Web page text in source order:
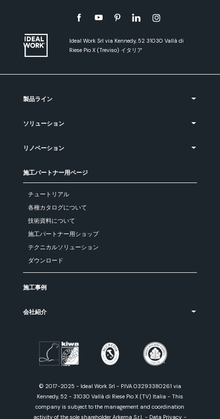
Ideal Work Srl via Kennedy, 52 31030 Vallà di
Riese Pio X (Treviso) イタリア
製品ライン
ソリューション
リノベーション
施工パートナー用ページ
チュートリアル
各種カタログについて
技術資料について
施工パートナー用ショップ
テクニカルソリューション
ダウンロード
施工事例
会社紹介
© 2017-2025 - Ideal Work Srl - P.IVA 03293380261 via
Kennedy, 52 - 31030 Vallà di Riese Pio X (TV) Italia - This
company is subject to the management and coordination
activity of the sole shareholder Arkema S.r.l. - Data Privacy -